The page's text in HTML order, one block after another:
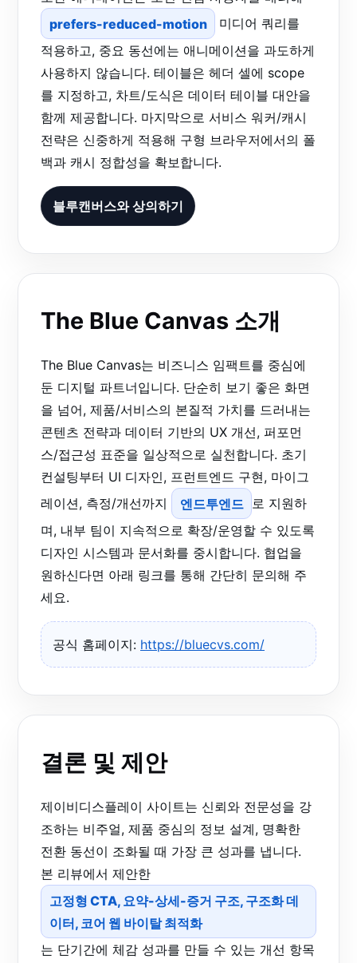
prefers-reduced-motion
미디어 쿼리를
적용하고, 중요 동선에는 애니메이션을 과도하게
사용하지 않습니다. 테이블은 헤더 셀에 scope
를 지정하고, 차트/도식은 데이터 테이블 대안을
함께 제공합니다. 마지막으로 서비스 워커/캐시
전략은 신중하게 적용해 구형 브라우저에서의 폴
백과 캐시 정합성을 확보합니다.
블루캔버스와 상의하기
The Blue Canvas 소개
The Blue Canvas는 비즈니스 임팩트를 중심에
둔 디지털 파트너입니다. 단순히 보기 좋은 화면
을 넘어, 제품/서비스의 본질적 가치를 드러내는
콘텐츠 전략과 데이터 기반의 UX 개선, 퍼포먼
스/접근성 표준을 일상적으로 실천합니다. 초기
컨설팅부터 UI 디자인, 프런트엔드 구현, 마이그
레이션, 측정/개선까지
엔드투엔드 로 지원하
며, 내부 팀이 지속적으로 확장/운영할 수 있도록
디자인 시스템과 문서화를 중시합니다. 협업을
원하신다면 아래 링크를 통해 간단히 문의해 주
세요.
공식 홈페이지: https://bluecvs.com/
결론 및 제안
제이비디스플레이 사이트는 신뢰와 전문성을 강
조하는 비주얼, 제품 중심의 정보 설계, 명확한
전환 동선이 조화될 때 가장 큰 성과를 냅니다.
본 리뷰에서 제안한
고정형 CTA, 요약-상세-증거 구조, 구조화 데
이터, 코어 웹 바이탈 최적화
는 단기간에 체감 성과를 만들 수 있는 개선 항목